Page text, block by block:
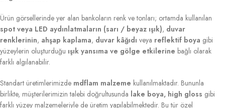
Ürün görsellerinde yer alan bankoların renk ve tonları; ortamda kullanılan
spot veya LED aydınlatmaların (sarı / beyaz ışık), duvar
renklerinin, ahşap kaplama, duvar kâğıdı veya reflektif boya gibi
yüzeylerin oluşturduğu ışık yansıma ve gölge etkilerine bağlı olarak
farklı algılanabilir.
Standart üretimlerimizde mdflam malzeme kullanılmaktadır. Bununla
birlikte, müşterilerimizin talebi doğrultusunda lake boya, high gloss gibi
farklı yüzey malzemeleriyle de üretim yapılabilmektedir. Bu tür özel